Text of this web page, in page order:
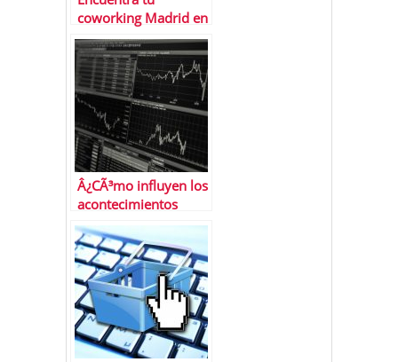
coworking Madrid en
Cloudworks
Â¿CÃ³mo influyen los
acontecimientos
histÃ³ricos en el
mercado bursÃ¡til
actual?